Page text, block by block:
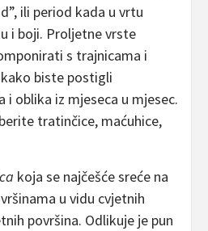
ili period kada u vrtu
i boji. Proljetne vrste
s trajnicama i
biste postigli
i oblika iz mjeseca u mjesec.
tratinčice, maćuhice,
koja se najčešće sreće na
u vidu cvjetnih
površina. Odlikuje je pun